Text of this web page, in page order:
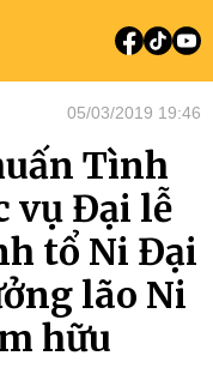
05/03/2019 19:46
Tình
vụ Đại lễ
tổ Ni Đại
lão Ni
hữu